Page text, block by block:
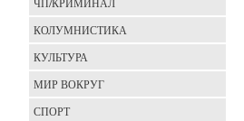
КОЛУМНИСТИКА
КУЛЬТУРА
МИР ВОКРУГ
СПОРТ